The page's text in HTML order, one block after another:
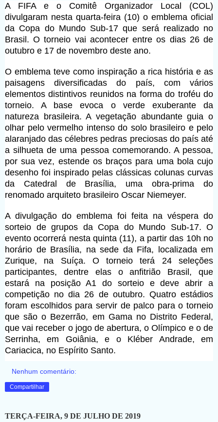
A FIFA e o Comitê Organizador Local (COL)
divulgaram nesta quarta-feira (10) o emblema oficial
da Copa do Mundo Sub-17 que será realizado no
Brasil. O torneio vai acontecer entre os dias 26 de
outubro e 17 de novembro deste ano.
O emblema teve como inspiração a rica história e as
paisagens diversificadas do país, com vários
elementos distintivos reunidos na forma do troféu do
torneio. A base evoca o verde exuberante da
natureza brasileira. A vegetação abundante guia o
olhar pelo vermelho intenso do solo brasileiro e pelo
alaranjado das célebres pedras preciosas do país até
a silhueta de uma pessoa comemorando. A pessoa,
por sua vez, estende os braços para uma bola cujo
desenho foi inspirado pelas clássicas colunas curvas
da Catedral de Brasília, uma obra-prima do
renomado arquiteto brasileiro Oscar Niemeyer.
A divulgação do emblema foi feita na véspera do
sorteio de grupos da Copa do Mundo Sub-17. O
evento ocorrerá nesta quinta (11), a partir das 10h no
horário de Brasília, na sede da Fifa, localizada em
Zurique, na Suíça. O torneio terá 24 seleções
participantes, dentre elas o anfitrião Brasil, que
estará na posição A1 do sorteio e deve abrir a
competição no dia 26 de outubro. Quatro estádios
foram escolhidos para servir de palco para o torneio
que são o Bezerrão, em Gama no Distrito Federal,
que vai receber o jogo de abertura, o Olímpico e o de
Serrinha, em Goiânia, e o Kléber Andrade, em
Cariacica, no Espírito Santo.
Nenhum comentário:
Compartilhar
TERÇA-FEIRA, 9 DE JULHO DE 2019